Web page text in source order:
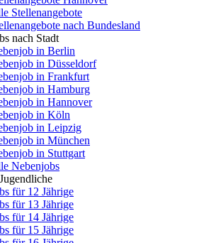
Stellenangebote
nach Bundesland
nach Stadt
in Berlin
in Düsseldorf
in Frankfurt
in Hamburg
in Hannover
in Köln
in Leipzig
in München
in Stuttgart
Nebenjobs
für 12 Jährige
für 13 Jährige
für 14 Jährige
für 15 Jährige